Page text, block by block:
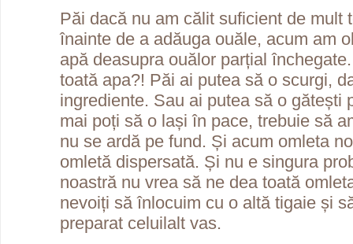
Păi dacă nu am călit suficient de mult
înainte de a adăuga ouăle, acum am
apă deasupra ouălor parțial
toată apa?! Păi ai putea să o scurgi,
ingrediente. Sau ai putea să o gătești
mai poți să o lași în pace, trebuie să
nu se ardă pe fund. Și acum omleta
omletă dispersată. Și nu e singura
noastră nu vrea să ne dea toată
nevoiți să înlocuim cu o altă tigaie și
preparat celuilalt vas.